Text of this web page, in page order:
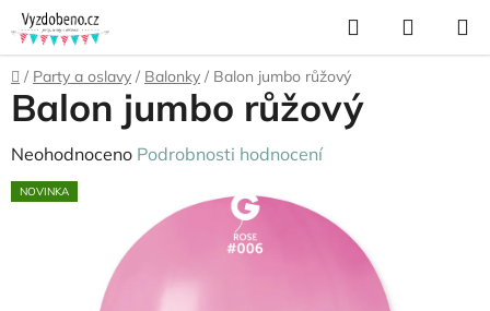
Přejít
na
obsah
Hledat
KOŠÍK
Domů
/ Party a oslavy / Balonky / Balon jumbo růžový
Balon jumbo růžový
Průměrné
hodnocení
Neohodnoceno Podrobnosti hodnocení
NOVINKA